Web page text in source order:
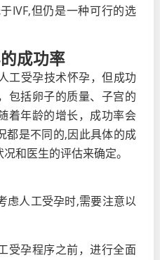
IVF,但仍是一种可行的选
成功率
工受孕技术怀孕，但成功
包括卵子的质量、子宫的
着年龄的增长，成功率会
都是不同的,因此具体的成
和医生的评估来确定。
虑人工受孕时,需要注意以
受孕程序之前，进行全面